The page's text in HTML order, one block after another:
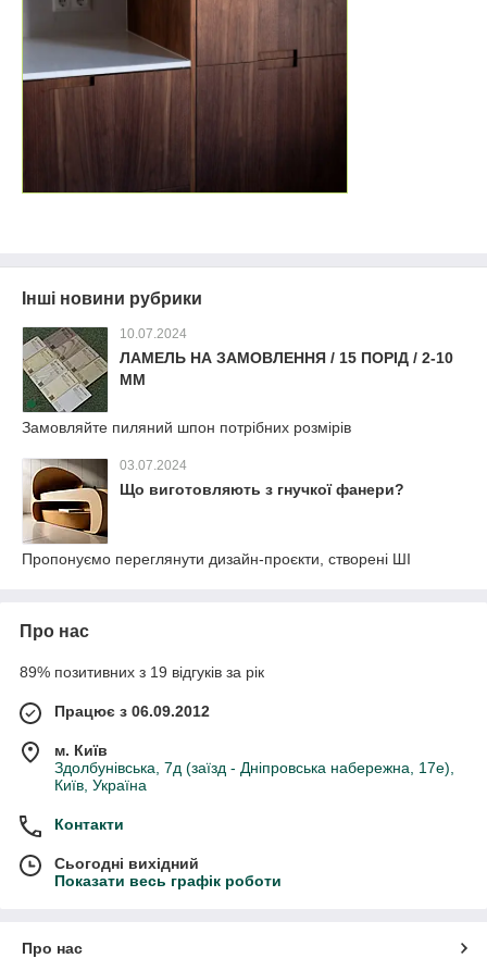
Інші новини рубрики
10.07.2024
ЛАМЕЛЬ НА ЗАМОВЛЕННЯ / 15 ПОРІД / 2-10
ММ
Замовляйте пиляний шпон потрібних розмірів
03.07.2024
Що виготовляють з гнучкої фанери?
Пропонуємо переглянути дизайн-проєкти, створені ШІ
Про нас
89% позитивних з 19 відгуків за рік
Працює з 06.09.2012
м. Київ
Здолбунівська, 7д (заїзд - Дніпровська набережна, 17е),
Київ, Україна
Контакти
Сьогодні вихідний
Показати весь графік роботи
Про нас